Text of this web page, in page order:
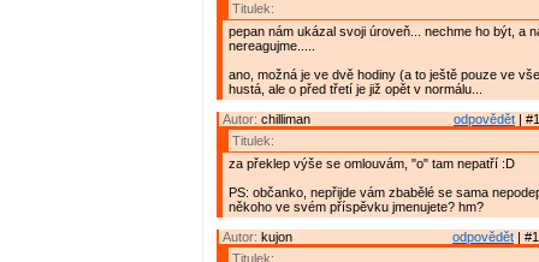
Titulek:
pepan nám ukázal svoji úroveň... nechme ho být, a
nereagujme.....
ano, možná je ve dvě hodiny (a to ještě pouze ve
hustá, ale o před třetí je již opět v normálu...
odpovědět |
Autor: chilliman
Titulek:
za překlep výše se omlouvám, "o" tam nepatří :D
PS: občanko, nepřijde vám zbabělé se sama
někoho ve svém příspěvku jmenujete? hm?
odpovědět |
Autor: kujon
Titulek: